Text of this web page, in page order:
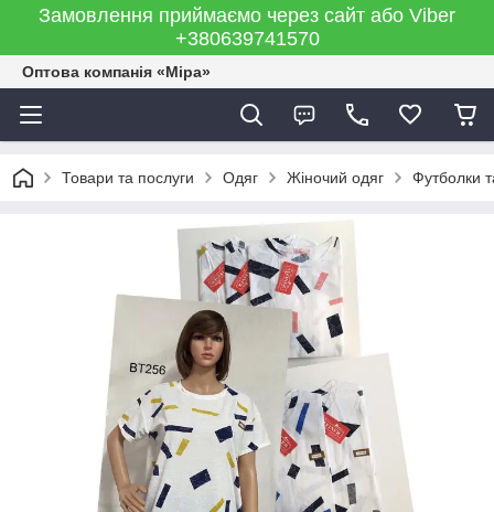
Замовлення приймаємо через сайт або Viber
+380639741570
Оптова компанія «Міра»
Товари та послуги Одяг Жіночий одяг Футболки